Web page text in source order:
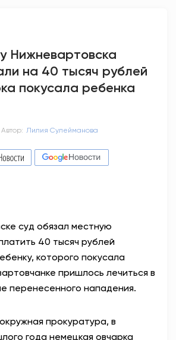
Нижневартовска
на 40 тысяч рублей
покусала ребенка
Автор: Лилия Сулейманова
суд обязал местную
40 тысяч рублей
которого покусала
пришлось лечиться в
перенесенного нападения.
прокуратура, в
года немецкая овчарка